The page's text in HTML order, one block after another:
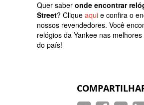
Quer saber onde encontrar
Street? Clique aqui e confira o
nossos revendedores. Você
relógios da Yankee nas
do país!